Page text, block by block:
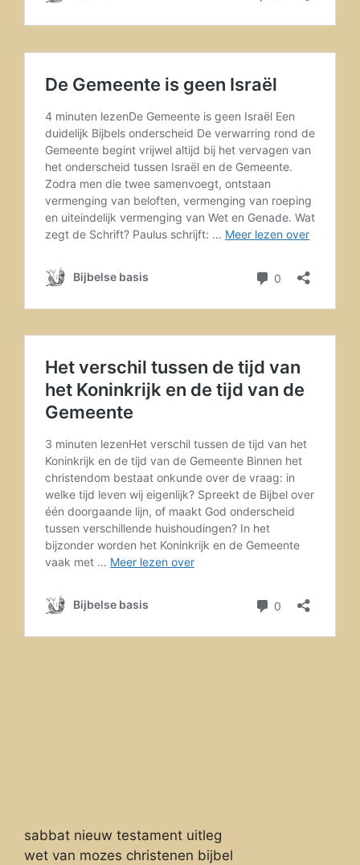
sabbat nieuw testament uitleg
wet van mozes christenen bijbel